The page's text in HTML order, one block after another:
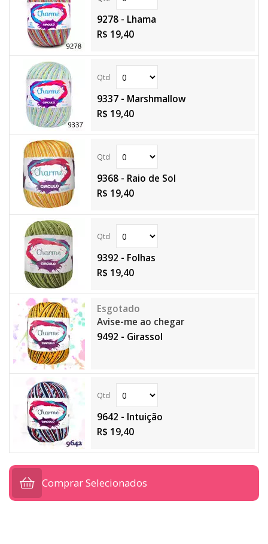
9278 - Lhama
R$ 19,40
9337 - Marshmallow
R$ 19,40
9368 - Raio de Sol
R$ 19,40
9392 - Folhas
R$ 19,40
Avise-me ao chegar
9492 - Girassol
9642 - Intuição
R$ 19,40
Comprar Selecionados